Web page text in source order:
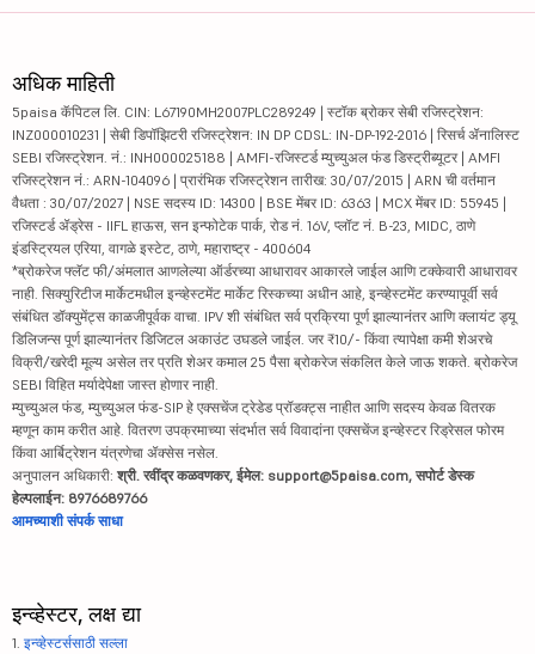
अधिक माहिती
5paisa कॅपिटल लि. CIN: L67190MH2007PLC289249 | स्टॉक ब्रोकर सेबी रजिस्ट्रेशन:
INZ000010231 | सेबी डिपॉझिटरी रजिस्ट्रेशन: IN DP CDSL: IN-DP-192-2016 | रिसर्च ॲनालिस्ट
SEBI रजिस्ट्रेशन. नं.: INH000025188 | AMFI-रजिस्टर्ड म्युच्युअल फंड डिस्ट्रीब्यूटर | AMFI
रजिस्ट्रेशन नं.: ARN-104096 | प्रारंभिक रजिस्ट्रेशन तारीख: 30/07/2015 | ARN ची वर्तमान
वैधता : 30/07/2027 | NSE सदस्य ID: 14300 | BSE मेंबर ID: 6363 | MCX मेंबर ID: 55945 |
रजिस्टर्ड ॲड्रेस - IIFL हाऊस, सन इन्फोटेक पार्क, रोड नं. 16V, प्लॉट नं. B-23, MIDC, ठाणे
इंडस्ट्रियल एरिया, वागळे इस्टेट, ठाणे, महाराष्ट्र - 400604
*ब्रोकरेज फ्लॅट फी/अंमलात आणलेल्या ऑर्डरच्या आधारावर आकारले जाईल आणि टक्केवारी आधारावर
नाही. सिक्युरिटीज मार्केटमधील इन्व्हेस्टमेंट मार्केट रिस्कच्या अधीन आहे, इन्व्हेस्टमेंट करण्यापूर्वी सर्व
संबंधित डॉक्युमेंट्स काळजीपूर्वक वाचा. IPV शी संबंधित सर्व प्रक्रिया पूर्ण झाल्यानंतर आणि क्लायंट ड्यू
डिलिजन्स पूर्ण झाल्यानंतर डिजिटल अकाउंट उघडले जाईल. जर ₹10/- किंवा त्यापेक्षा कमी शेअरचे
विक्री/खरेदी मूल्य असेल तर प्रति शेअर कमाल 25 पैसा ब्रोकरेज संकलित केले जाऊ शकते. ब्रोकरेज
SEBI विहित मर्यादेपेक्षा जास्त होणार नाही.
म्युच्युअल फंड, म्युच्युअल फंड-SIP हे एक्सचेंज ट्रेडेड प्रॉडक्ट्स नाहीत आणि सदस्य केवळ वितरक
म्हणून काम करीत आहे. वितरण उपक्रमाच्या संदर्भात सर्व विवादांना एक्सचेंज इन्व्हेस्टर रिड्रेसल फोरम
किंवा आर्बिट्रेशन यंत्रणेचा ॲक्सेस नसेल.
अनुपालन अधिकारी: श्री. रवींद्र कळवणकर, ईमेल: support@5paisa.com, सपोर्ट डेस्क
हेल्पलाईन: 8976689766
आमच्याशी संपर्क साधा
इन्व्हेस्टर, लक्ष द्या
1. इन्व्हेस्टर्ससाठी सल्ला